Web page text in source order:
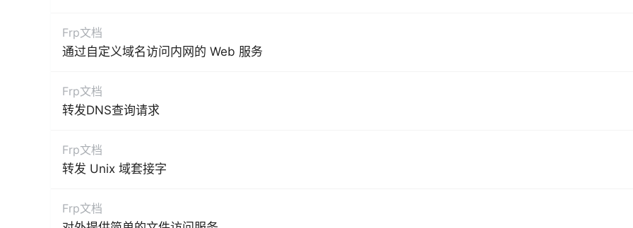
Frp文档
通过自定义域名访问内网的 Web 服务
Frp文档
转发DNS查询请求
Frp文档
转发 Unix 域套接字
Frp文档